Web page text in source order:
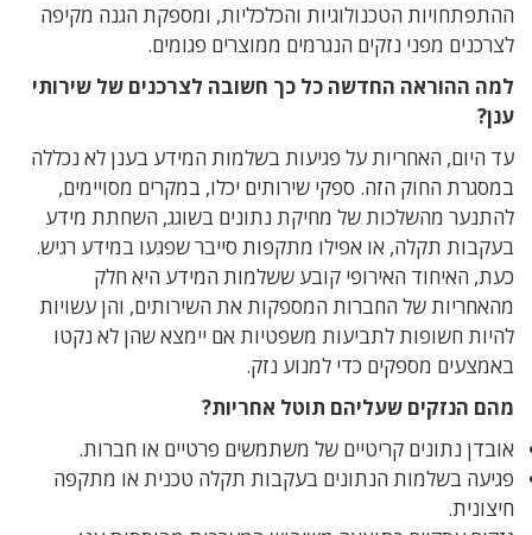
ההתפתחויות הטכנולוגיות והכלכליות, ומספקת הגנה מקיפה
לצרכנים מפני נזקים הנגרמים ממוצרים פגומים.
למה ההוראה החדשה כל כך חשובה לצרכנים של שירותי
ענן?
עד היום, האחריות על פגיעות בשלמות המידע בענן לא נכללה
במסגרת החוק הזה. ספקי שירותים יכלו, במקרים מסויימים,
להתנער מהשלכות של מחיקת נתונים בשוגג, השחתת מידע
בעקבות תקלה, או אפילו מתקפות סייבר שפגעו במידע רגיש.
כעת, האיחוד האירופי קובע ששלמות המידע היא חלק
מהאחריות של החברות המספקות את השירותים, והן עשויות
להיות חשופות לתביעות משפטיות אם יימצא שהן לא נקטו
באמצעים מספקים כדי למנוע נזק.
מהם הנזקים שעליהם תוטל אחריות?
אובדן נתונים קריטיים של משתמשים פרטיים או חברות.
פגיעה בשלמות הנתונים בעקבות תקלה טכנית או מתקפה
חיצונית.